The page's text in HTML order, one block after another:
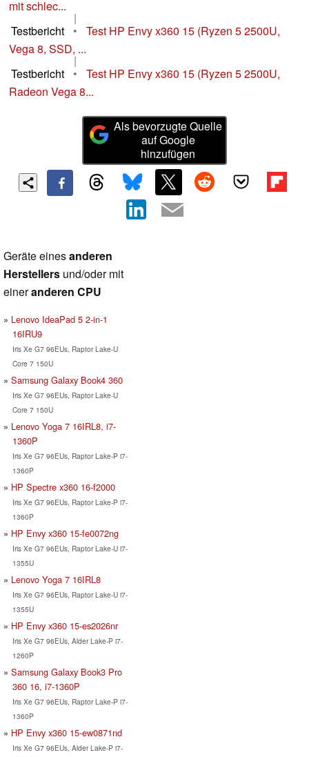
mit schlec...
|
Testbericht
•
Test HP Envy x360 15 (Ryzen 5 2500U,
Vega 8, SSD, ...
|
Testbericht
•
Test HP Envy x360 15 (Ryzen 5 2500U,
Radeon Vega 8...
Als bevorzugte Quelle
auf Google
hinzufügen
Geräte einesanderen
Herstellers und/oder mit
eineranderen CPU
Lenovo IdeaPad 5 2-in-1
16IRU9
Iris Xe G7 96EUs, Raptor Lake-U
Core 7 150U
Samsung Galaxy Book4 360
Iris Xe G7 96EUs, Raptor Lake-U
Core 7 150U
Lenovo Yoga 7 16IRL8, i7-
1360P
Iris Xe G7 96EUs, Raptor Lake-P i7-
1360P
HP Spectre x360 16-f2000
Iris Xe G7 96EUs, Raptor Lake-P i7-
1360P
HP Envy x360 15-fe0072ng
Iris Xe G7 96EUs, Raptor Lake-U i7-
1355U
Lenovo Yoga 7 16IRL8
Iris Xe G7 96EUs, Raptor Lake-U i7-
1355U
HP Envy x360 15-es2026nr
Iris Xe G7 96EUs, Alder Lake-P i7-
1260P
Samsung Galaxy Book3 Pro
360 16, i7-1360P
Iris Xe G7 96EUs, Raptor Lake-P i7-
1360P
HP Envy x360 15-ew0871nd
Iris Xe G7 96EUs, Alder Lake-P i7-